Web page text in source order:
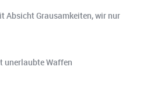
Absicht Grausamkeiten, wir nur
unerlaubte Waffen